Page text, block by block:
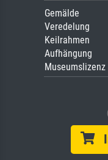
Gemälde
Veredelung
Keilrahmen
Aufhängung
Museumslizenz
In